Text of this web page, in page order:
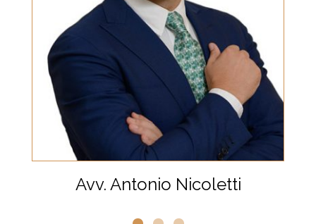
Avv. Antonio Nicoletti